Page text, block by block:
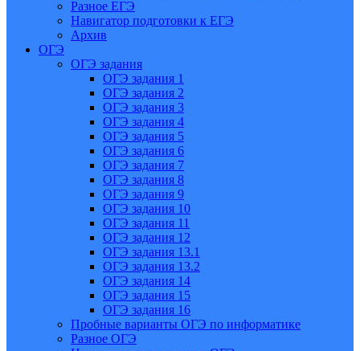
Разное ЕГЭ
Навигатор подготовки к ЕГЭ
Архив
ОГЭ
ОГЭ задания
ОГЭ задания 1
ОГЭ задания 2
ОГЭ задания 3
ОГЭ задания 4
ОГЭ задания 5
ОГЭ задания 6
ОГЭ задания 7
ОГЭ задания 8
ОГЭ задания 9
ОГЭ задания 10
ОГЭ задания 11
ОГЭ задания 12
ОГЭ задания 13.1
ОГЭ задания 13.2
ОГЭ задания 14
ОГЭ задания 15
ОГЭ задания 16
Пробные варианты ОГЭ по информатике
Разное ОГЭ